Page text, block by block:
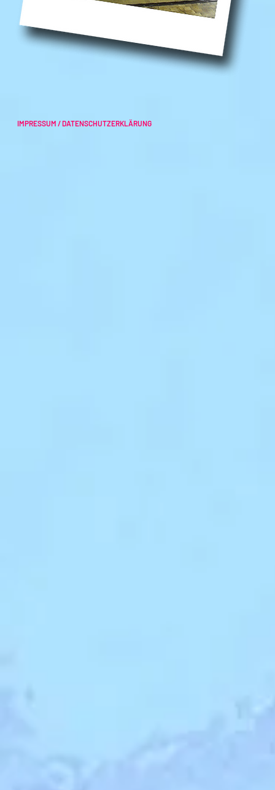
IMPRESSUM / DATENSCHUTZERKLÄRUNG